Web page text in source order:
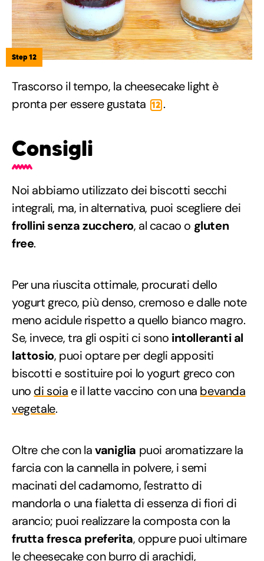
Step 12
Trascorso il tempo, la cheesecake light è
pronta per essere gustata 12 .
Consigli
Noi abbiamo utilizzato dei biscotti secchi
integrali, ma, in alternativa, puoi scegliere dei
frollini senza zucchero, al cacao o gluten
free.
Per una riuscita ottimale, procurati dello
yogurt greco, più denso, cremoso e dalle note
meno acidule rispetto a quello bianco magro.
Se, invece, tra gli ospiti ci sono intolleranti al
lattosio, puoi optare per degli appositi
biscotti e sostituire poi lo yogurt greco con
uno di soia e il latte vaccino con una bevanda
vegetale.
Oltre che con lavaniglia puoi aromatizzare la
farcia con la cannella in polvere, i semi
macinati del cadamomo, l'estratto di
mandorla o una fialetta di essenza di fiori di
arancio; puoi realizzare la composta con la
frutta fresca preferita, oppure puoi ultimare
le cheesecake conburro di arachidi,